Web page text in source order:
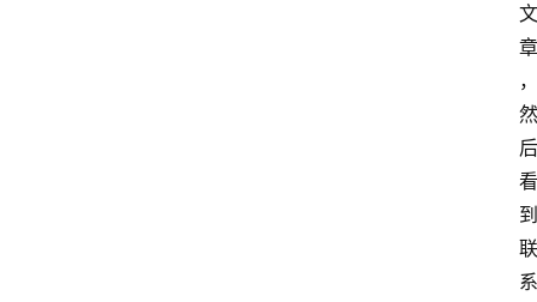
文
章
，
然
后
看
到
联
系